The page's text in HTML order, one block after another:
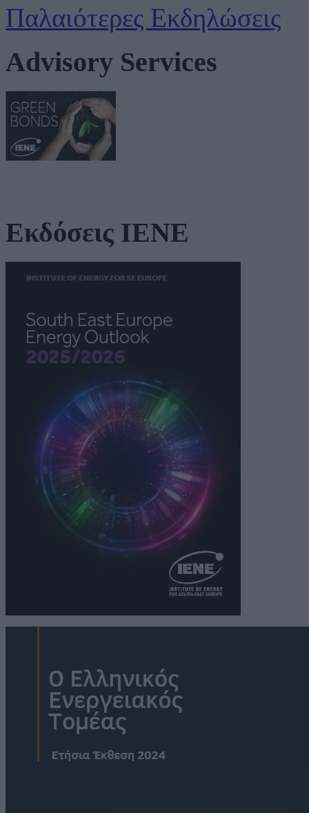
Παλαιότερες Εκδηλώσεις
Advisory Services
Εκδόσεις ΙΕΝΕ